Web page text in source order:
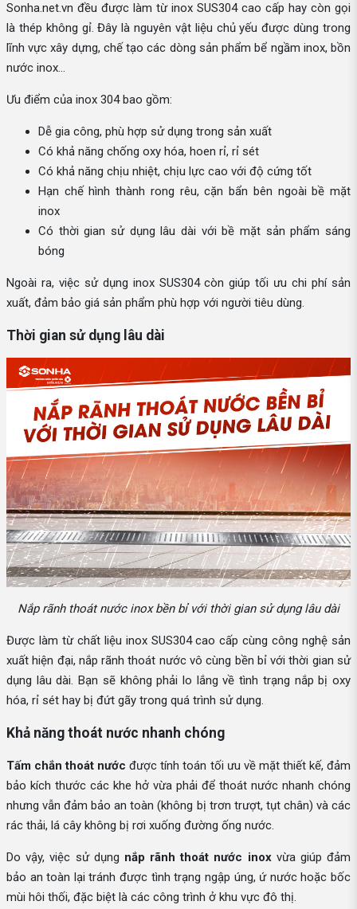
Sonha.net.vn đều được làm từ inox SUS304 cao cấp hay còn gọi
là thép không gỉ. Đây là nguyên vật liệu chủ yếu được dùng trong
lĩnh vực xây dựng, chế tạo các dòng sản phẩm bể ngầm inox, bồn
nước inox…
Ưu điểm của inox 304 bao gồm:
Dễ gia công, phù hợp sử dụng trong sản xuất
Có khả năng chống oxy hóa, hoen rỉ, rỉ sét
Có khả năng chịu nhiệt, chịu lực cao với độ cứng tốt
Hạn chế hình thành rong rêu, cặn bẩn bên ngoài bề mặt
inox
Có thời gian sử dụng lâu dài với bề mặt sản phẩm sáng
bóng
Ngoài ra, việc sử dụng inox SUS304 còn giúp tối ưu chi phí sản
xuất, đảm bảo giá sản phẩm phù hợp với người tiêu dùng.
Thời gian sử dụng lâu dài
Nắp rãnh thoát nước inox bền bỉ với thời gian sử dụng lâu dài
Được làm từ chất liệu inox SUS304 cao cấp cùng công nghệ sản
xuất hiện đại, nắp rãnh thoát nước vô cùng bền bỉ với thời gian sử
dụng lâu dài. Bạn sẽ không phải lo lắng về tình trạng nắp bị oxy
hóa, rỉ sét hay bị đứt gãy trong quá trình sử dụng.
Khả năng thoát nước nhanh chóng
Tấm chắn thoát nước được tính toán tối ưu về mặt thiết kế, đảm
bảo kích thước các khe hở vừa phải để thoát nước nhanh chóng
nhưng vẫn đảm bảo an toàn (không bị trơn trượt, tụt chân) và các
rác thải, lá cây không bị rơi xuống đường ống nước.
Do vậy, việc sử dụng nắp rãnh thoát nước inoxvừa giúp đảm
bảo an toàn lại tránh được tình trạng ngập úng, ứ nước hoặc bốc
mùi hôi thối, đặc biệt là các công trình ở khu vực đô thị.